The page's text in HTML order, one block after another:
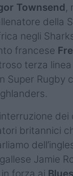
Townsend,
della
negli
francese
terza linea
Super Rugby
dei
britannici
Jamie